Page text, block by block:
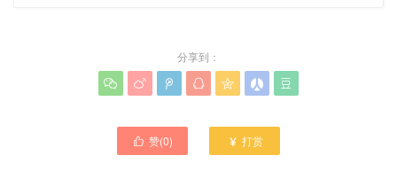
分享到：
      
 赞(0)  打赏